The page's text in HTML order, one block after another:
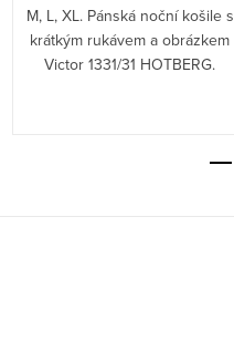
M, L, XL. Pánská noční košile s
krátkým rukávem a obrázkem
Victor 1331/31 HOTBERG.